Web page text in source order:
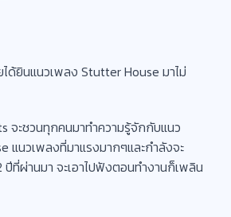
ได้ยินแนวเพลง Stutter House มาไม่
จะชวนทุกคนมาทำความรู้จักกับแนว
แนวเพลงที่มาแรงมากๆและกำลังจะ
ปีที่ผ่านมา จะเอาไปฟังตอนทำงานก็เพลิน